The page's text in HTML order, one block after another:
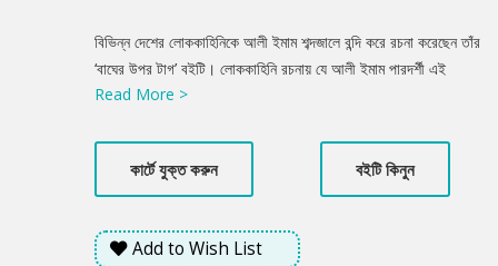
Product
Summery
বিভিন্ন দেশের লোককাহিনিকে আলী ইমাম শব্দজালে বন্দি করে রচনা করেছেন তাঁর
‘বাঘের উপর টাগ’ বইটি। লোককাহিনি রচনায় যে আলী ইমাম পারদর্শী এই
বইয়ের প্রতিটি রচনা তার প্রমাণ।
Read More >
কার্টে যুক্ত করুন বইটি কিনুন
Add to Wish List